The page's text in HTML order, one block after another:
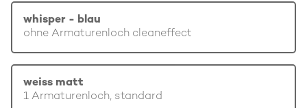
whisper - blau
ohne Armaturenloch cleaneffect
weiss matt
1 Armaturenloch, standard